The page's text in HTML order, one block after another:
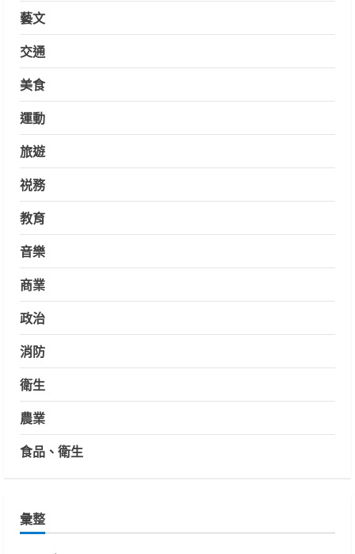
藝文
交通
美食
運動
旅遊
祱務
教育
音樂
商業
政治
消防
衛生
農業
食品、衛生
彙整